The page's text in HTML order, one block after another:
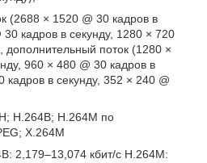
(2688 × 1520 @ 30 кадров в
кадров в секунду, 1280 × 720
дополнительный поток (1280 ×
960 × 480 @ 30 кадров в
кадров в секунду, 352 × 240 @
Н.264В; H.264M по
Х.264М
2,179–13,074 кбит/с H.264M: